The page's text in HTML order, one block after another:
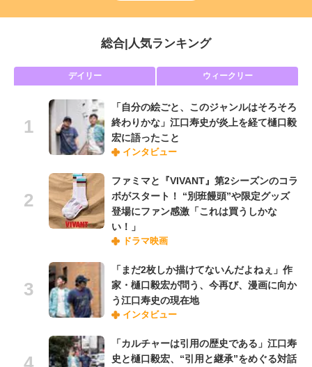
総合 人気ランキング
デイリー ウィークリー
「自分の絵ごと、このジャンルはそろそろ
終わりかな」江口寿史が炎上を経て樋口毅
宏に語ったこと
インタビュー
ファミマと『VIVANT』第2シーズンのコラ
ボがスタート！ “別班饅頭”や限定グッズ
登場にファン感激「これは買うしかな
い！」
ドラマ映画
「まだ2枚しか描けてないんだよねぇ」作
家・樋口毅宏が問う、今再び、漫画に向か
う江口寿史の現在地
インタビュー
「カルチャーは引用の歴史である」江口寿
史と樋口毅宏、“引用と継承”をめぐる対話